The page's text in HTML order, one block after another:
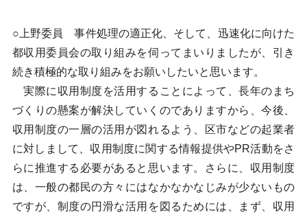
○上野委員 事件処理の適正化、そして、迅速化に向けた
都収用委員会の取り組みを伺ってまいりましたが、引き
続き積極的な取り組みをお願いしたいと思います。
実際に収用制度を活用することによって、長年のまち
づくりの懸案が解決していくのでありますから、今後、
収用制度の一層の活用が図れるよう、区市などの起業者
に対しまして、収用制度に関する情報提供やPR活動をさ
らに推進する必要があると思います。さらに、収用制度
は、一般の都民の方々にはなかなかなじみが少ないもの
ですが、制度の円滑な活用を図るためには、まず、収用